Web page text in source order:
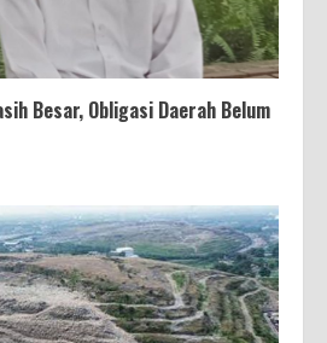
Besar, Obligasi Daerah Belum